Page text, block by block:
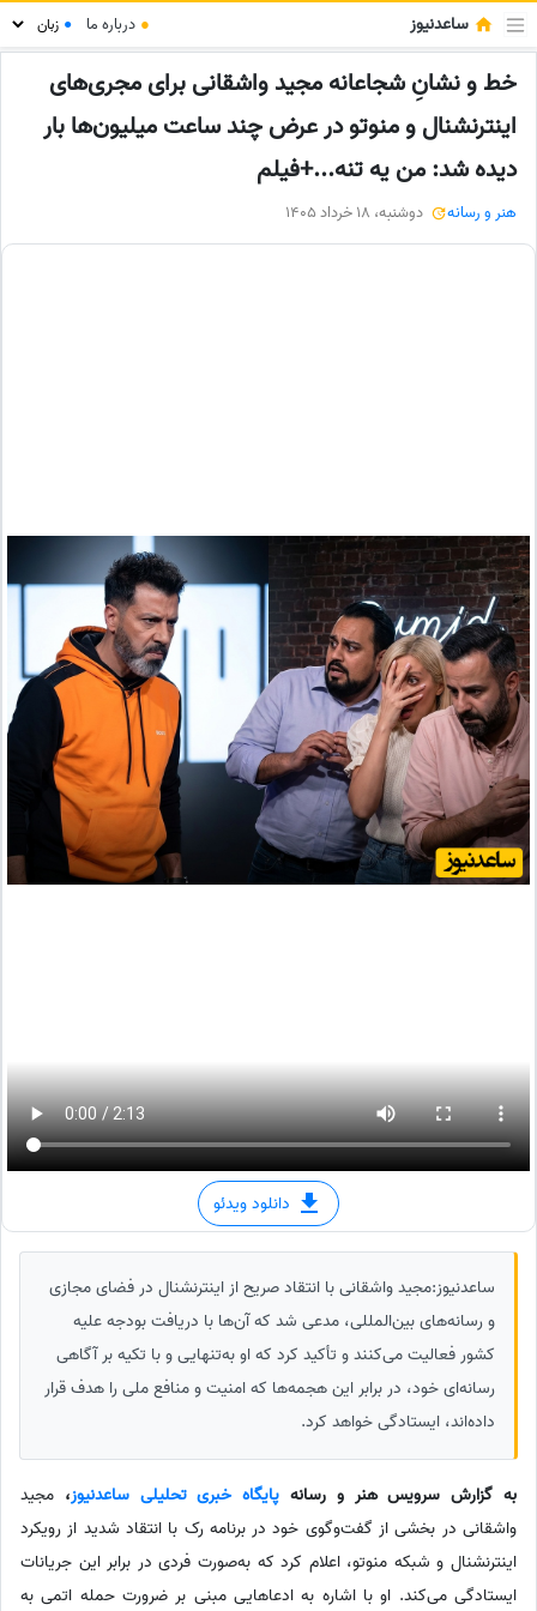
ساعدنیوز ● درباره ما ●
خط و نشانِ شجاعانه مجید واشقانی برای مجری‌های
اینترنشنال و منوتو در عرض چند ساعت میلیون‌ها بار
دیده شد: من یه تنه...+فیلم
هنر و رسانه دوشنبه، 18 خرداد 1405
دانلود ویدئو
ساعدنیوز:مجید واشقانی با انتقاد صریح از اینترنشنال در فضای مجازی
و رسانه‌های بین‌المللی، مدعی شد که آن‌ها با دریافت بودجه علیه
کشور فعالیت می‌کنند و تأکید کرد که او به‌تنهایی و با تکیه بر آگاهی
رسانه‌ای خود، در برابر این هجمه‌ها که امنیت و منافع ملی را هدف قرار
داده‌اند، ایستادگی خواهد کرد.
به گزارش سرویس هنر و رسانه پایگاه خبری تحلیلی ساعدنیوز، مجید
واشقانی در بخشی از گفت‌وگوی خود در برنامه رک با انتقاد شدید از رویکرد
اینترنشنال و شبکه منوتو، اعلام کرد که به‌صورت فردی در برابر این جریانات
ایستادگی می‌کند. او با اشاره به ادعاهایی مبنی بر ضرورت حمله اتمی به